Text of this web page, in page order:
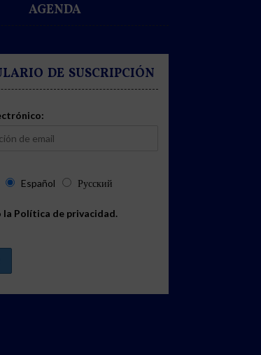
AGENDA
DE SUSCRIPCIÓN
Español Русский
la Política de privacidad.